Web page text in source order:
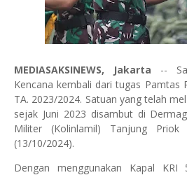
MEDIASAKSINEWS, Jakarta --
Kencana kembali dari tugas Pamtas
TA. 2023/2024. Satuan yang telah
sejak Juni 2023 disambut di
Militer (Kolinlamil) Tanjung Priok
(13/10/2024).
Dengan menggunakan Kapal